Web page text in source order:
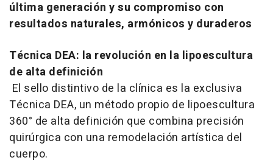
última generación y su compromiso con
resultados naturales, armónicos y duraderos
Técnica DEA: la revolución en la lipoescultura
de alta definición
El sello distintivo de la clínica es la exclusiva
Técnica DEA, un método propio de lipoescultura
360° de alta definición que combina precisión
quirúrgica con una remodelación artística del
cuerpo.